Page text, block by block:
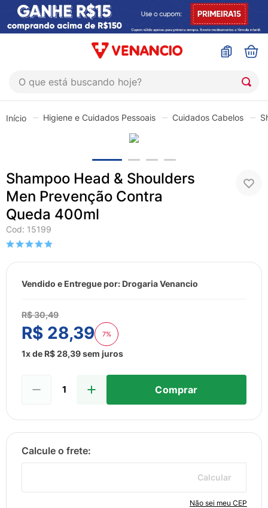
O que está buscando hoje?
Higiene e Cuidados Pessoais Cuidados Cabelos
Shampoo Head & Shoulders
Men Prevenção Contra
Queda 400ml
Cod: 15199
Vendido e Entregue por: Drogaria Venancio
R$30,49
R$ 28,39 7%
1x de R$28,39sem juros
Comprar
Não sei meu CEP
Calcular
º
coristina
4 º
admuc
5
protetor solar
lenço umedecido